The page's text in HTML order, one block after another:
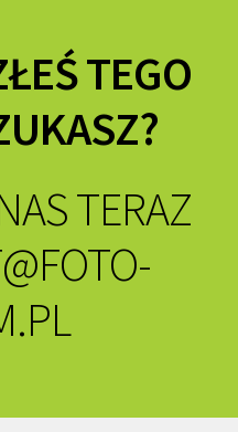
TEGO
TERAZ